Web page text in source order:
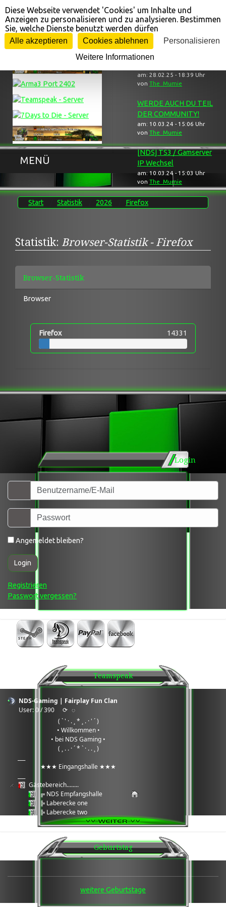
Gameserver ... ... Neuigkeiten
am: 28.02.25 - 18:39 Uhr
von The_Mumie
WERDE AUCH DU TEIL
DER COMMUNITY!
am: 10.03.24 - 15:06 Uhr
von The_Mumie
[NDS] TS3 / Gamserver
IP Wechsel
am: 10.03.24 - 15:03 Uhr
von The_Mumie
MENÜ
Start Statistik 2026 Firefox
Statistik: Browser-Statistik - Firefox
Browser-Statistik
Browser
Firefox 14331
Login
Angemeldet bleiben?
Login
Registrieren
Passwort vergessen?
Teamspeak
NDS-Gaming | Fairplay Fun Clan
User: 0 / 390
⟳ ◌
( ` ' · . ¸ * ¸ . · ' ´ )
• Willkommen •
• bei NDS Gaming •
( ¸ . . · ´ * ` · . . ¸ )
★★★ Eingangshalle ★★★
Gästebereich........
╔ NDS Empfangshalle
╠ Laberecke one
╠ Laberecke two
╠ Laberecke three
╚ Wartungsbereich Serverarbeiten
★★★ Games Ecke ★★★
Games ®: 7Days2Die
Games ®: Enshrouded
Geburtstag
weitere Geburtstage
Cookie-Einstellungen
Diese Webseite verwendet 'Cookies' um Inhalte und
Anzeigen zu personalisieren und zu analysieren. Bestimmen
Sie, welche Dienste benutzt werden dürfen
Alle akzeptieren Cookies ablehnen
Personalisieren
Weitere Informationen